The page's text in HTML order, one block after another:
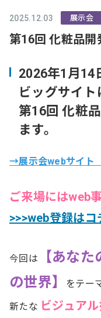
2025.12.03 展示会
第16回 化粧品開
2026年1月14
ビッグサイト
第16回 化粧
ます。
→展示会webサイト
ご来場にはweb
>>>web登録はコ
今回は
【あな
の世界】
をテー
新たな ビジュア